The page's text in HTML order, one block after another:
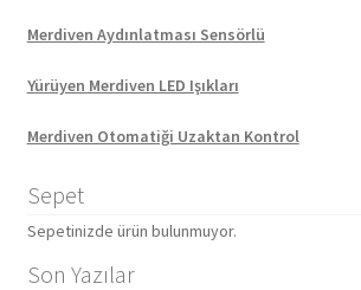
Merdiven Aydınlatması Sensörlü
Yürüyen Merdiven LED Işıkları
Merdiven Otomatiği Uzaktan Kontrol
Sepet
Sepetinizde ürün bulunmuyor.
Son Yazılar